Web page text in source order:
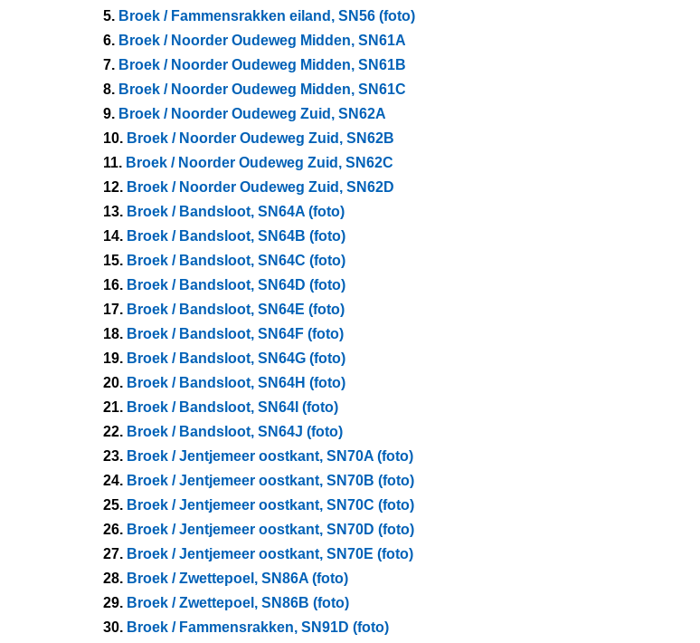
5. Broek / Fammensrakken eiland, SN56 (foto)
6. Broek / Noorder Oudeweg Midden, SN61A
7. Broek / Noorder Oudeweg Midden, SN61B
8. Broek / Noorder Oudeweg Midden, SN61C
9. Broek / Noorder Oudeweg Zuid, SN62A
10. Broek / Noorder Oudeweg Zuid, SN62B
11. Broek / Noorder Oudeweg Zuid, SN62C
12. Broek / Noorder Oudeweg Zuid, SN62D
13. Broek / Bandsloot, SN64A (foto)
14. Broek / Bandsloot, SN64B (foto)
15. Broek / Bandsloot, SN64C (foto)
16. Broek / Bandsloot, SN64D (foto)
17. Broek / Bandsloot, SN64E (foto)
18. Broek / Bandsloot, SN64F (foto)
19. Broek / Bandsloot, SN64G (foto)
20. Broek / Bandsloot, SN64H (foto)
21. Broek / Bandsloot, SN64I (foto)
22. Broek / Bandsloot, SN64J (foto)
23. Broek / Jentjemeer oostkant, SN70A (foto)
24. Broek / Jentjemeer oostkant, SN70B (foto)
25. Broek / Jentjemeer oostkant, SN70C (foto)
26. Broek / Jentjemeer oostkant, SN70D (foto)
27. Broek / Jentjemeer oostkant, SN70E (foto)
28. Broek / Zwettepoel, SN86A (foto)
29. Broek / Zwettepoel, SN86B (foto)
30. Broek / Fammensrakken, SN91D (foto)